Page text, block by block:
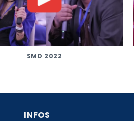
SMD 2022
INFOS